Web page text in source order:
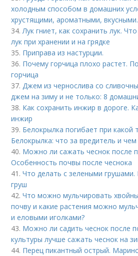
холодным способом в домашних
хрустящими, ароматными, вкусными.
34.Лук гниет, как сохранить лук.
лук при хранении и на грядке
35. Приправа из настурции.
36. Почему горчица плохо растет.
горчица
37.Джем из чернослива со
джем на зиму и не только: 8
38. Как сохранить инжир в дороге.
инжир
39. Белокрылка погибает при какой
Белокрылка: что за вредитель и чем
40. Можно ли сажать чеснок после
Особенность почвы после чеснока
41.Что делать с зелеными грушами.
груш
42.Что можно мульчировать
почву и какие растения можно
и еловыми иголками?
43. Можно ли садить чеснок после
культуры лучше сажать чеснок на
44. Перец пикантный острый.